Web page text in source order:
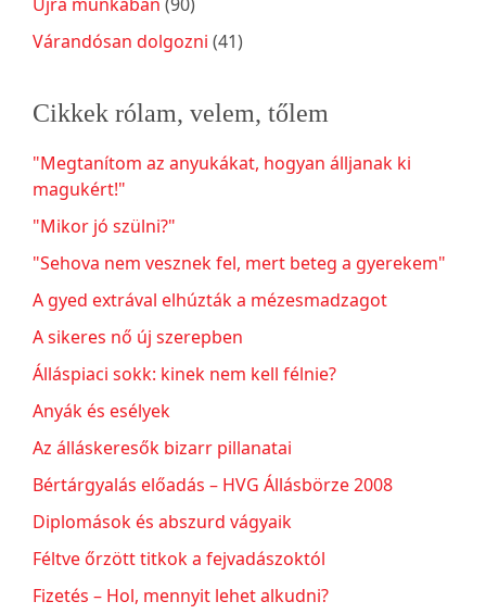
Várandósan dolgozni (41)
Cikkek rólam, velem, tőlem
"Megtanítom az anyukákat, hogyan álljanak ki
magukért!"
"Mikor jó szülni?"
"Sehova nem vesznek fel, mert beteg a gyerekem"
A gyed extrával elhúzták a mézesmadzagot
A sikeres nő új szerepben
Álláspiaci sokk: kinek nem kell félnie?
Anyák és esélyek
Az álláskeresők bizarr pillanatai
Bértárgyalás előadás – HVG Állásbörze 2008
Diplomások és abszurd vágyaik
Féltve őrzött titkok a fejvadászoktól
Fizetés – Hol, mennyit lehet alkudni?